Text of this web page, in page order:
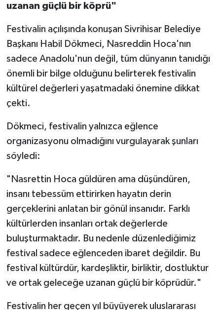
uzanan güçlü bir köprü"
Festivalin açılışında konuşan Sivrihisar Belediye
Başkanı Habil Dökmeci, Nasreddin Hoca'nın
sadece Anadolu'nun değil, tüm dünyanın tanıdığı
önemli bir bilge olduğunu belirterek festivalin
kültürel değerleri yaşatmadaki önemine dikkat
çekti.
Dökmeci, festivalin yalnızca eğlence
organizasyonu olmadığını vurgulayarak şunları
söyledi:
"Nasrettin Hoca güldüren ama düşündüren,
insanı tebessüm ettirirken hayatın derin
gerçeklerini anlatan bir gönül insanıdır. Farklı
kültürlerden insanları ortak değerlerde
buluşturmaktadır. Bu nedenle düzenlediğimiz
festival sadece eğlenceden ibaret değildir. Bu
festival kültürdür, kardeşliktir, birliktir, dostluktur
ve ortak geleceğe uzanan güçlü bir köprüdür."
Festivalin her geçen yıl büyüyerek uluslararası